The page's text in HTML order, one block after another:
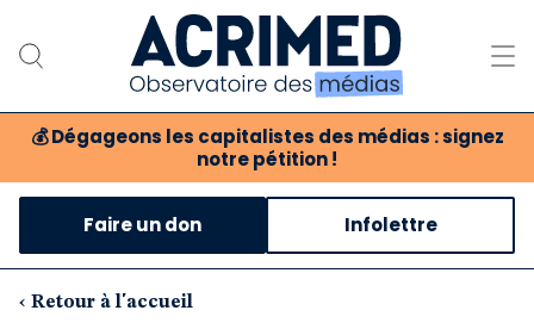
💰 Dégageons les capitalistes des médias : signez
notre pétition !
Notre association
Notre critique des médias
Nos propositions
Faire un don Infolettre
‹ Retour à l'accueil